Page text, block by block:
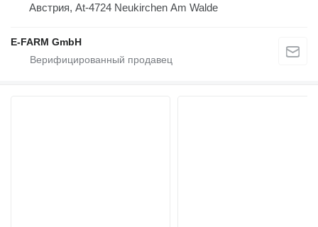
Австрия, At-4724 Neukirchen Am Walde
E-FARM GmbH